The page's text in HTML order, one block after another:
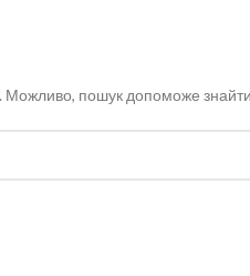
пошук допоможе знайти